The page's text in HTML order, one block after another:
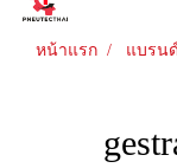
หน้าแรก แบรน